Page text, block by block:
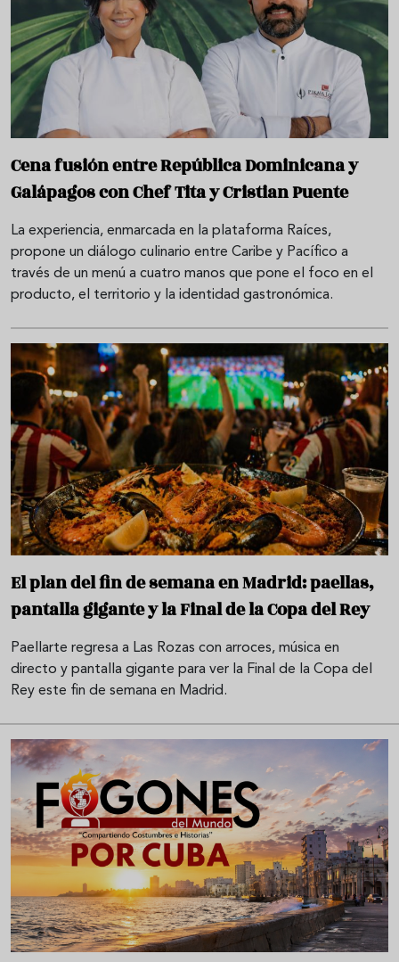
Cena fusión entre República Dominicana y
Galápagos con Chef Tita y Cristian Puente
La experiencia, enmarcada en la plataforma Raíces,
propone un diálogo culinario entre Caribe y Pacífico a
través de un menú a cuatro manos que pone el foco en el
producto, el territorio y la identidad gastronómica.
El plan del fin de semana en Madrid: paellas,
pantalla gigante y la Final de la Copa del Rey
Paellarte regresa a Las Rozas con arroces, música en
directo y pantalla gigante para ver la Final de la Copa del
Rey este fin de semana en Madrid.